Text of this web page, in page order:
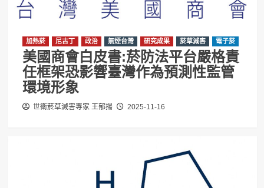
加熱菸 尼古丁 政治 無煙台灣 研究成果 菸草減害 電子菸
美國商會白皮書:菸防法平台嚴格責
任框架恐影響臺灣作為預測性監管
環境形象
世衛菸草減害專家 王郁揚 2025-11-16